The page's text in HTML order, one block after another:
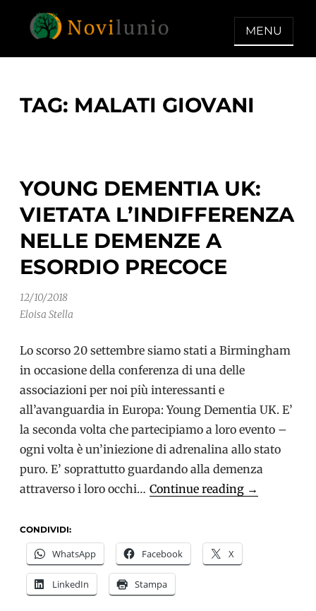
NOVILUNIO
Un aiuto con concreto dopo la
MENU
TAG: MALATI GIOVANI
YOUNG DEMENTIA UK:
VIETATA L’INDIFFERENZA
NELLE DEMENZE A
ESORDIO PRECOCE
12/10/2018
Eloisa Stella
Lo scorso 20 settembre siamo stati a Birmingham
in occasione della conferenza di una delle
associazioni per noi più interessanti e
all’avanguardia in Europa: Young Dementia UK. E’
la seconda volta che partecipiamo a loro evento –
ogni volta è un’iniezione di adrenalina allo stato
puro. E’ soprattutto guardando alla demenza
attraverso i loro occhi… Continue reading Young
→
CONDIVIDI:
WhatsApp Facebook X
LinkedIn Stampa